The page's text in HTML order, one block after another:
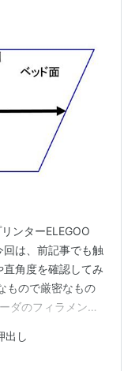
ンターELEGOO
は、前記事でも触
角度を確認してみ
もので厳密なもの
ダのフィラメント
度について 基本的
寸法精度とX-Y軸
出し